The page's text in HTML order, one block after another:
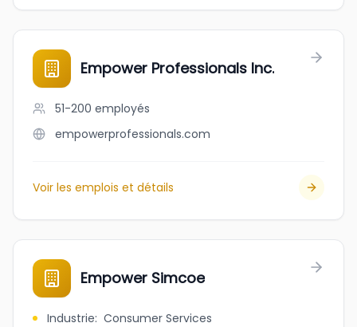
Empower Professionals Inc.
51-200 employés
empowerprofessionals.com
Voir les emplois et détails
Empower Simcoe
Industrie: Consumer Services